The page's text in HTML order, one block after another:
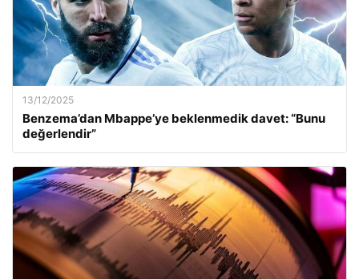
13/12/2025
Benzema’dan Mbappe’ye beklenmedik davet: “Bunu
değerlendir”